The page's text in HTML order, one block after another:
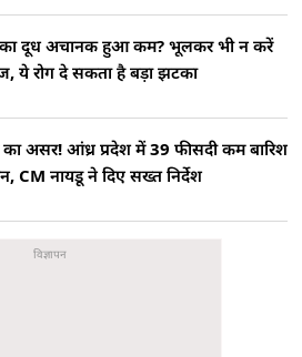
दूध अचानक हुआ कम? भूलकर भी न करें
ये रोग दे सकता है बड़ा झटका
असर! आंध्र प्रदेश में 39 फीसदी कम बारिश
CM नायडू ने दिए सख्त निर्देश